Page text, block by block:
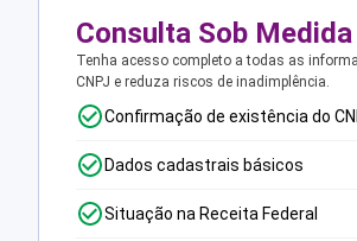
Consulta Sob Medida
Tenha acesso completo a todas as
CNPJ e reduza riscos de inadimplência.
Confirmação de existência do
Dados cadastrais básicos
Situação na Receita Federal